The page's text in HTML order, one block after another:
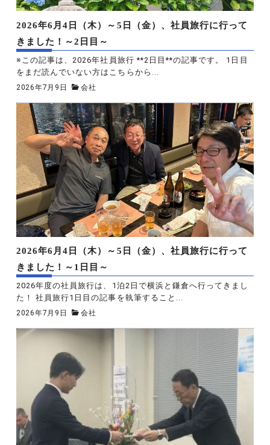
2026年6月4日（木）～5日（金）、社員旅行に行って
きました！～2日目～
※この記事は、2026年社員旅行 **2日目**の記事です。 1日目
をまだ読んでいない方はこちらから...
2026年7月9日 会社
2026年6月4日（木）～5日（金）、社員旅行に行って
きました！～1日目～
2026年度の社員旅行は、1泊2日で横浜と鎌倉へ行ってきまし
た！ 社員旅行1日目の記事を執筆すること...
2026年7月9日 会社